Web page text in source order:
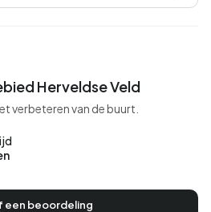
Herveldse Veld
verbeteren van de buurt.
een beoordeling